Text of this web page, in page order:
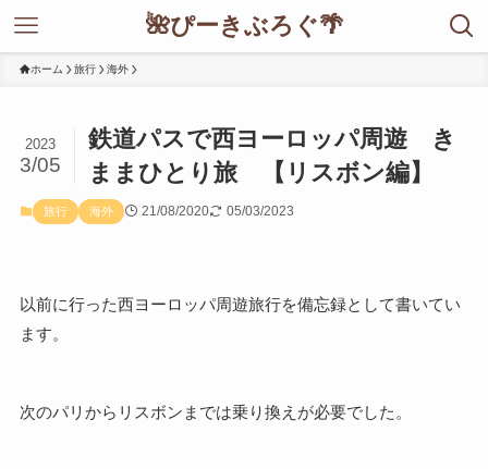
🌺ぴーきぶろぐ🌴
ホーム 旅行 海外
鉄道パスで西ヨーロッパ周遊 き
ままひとり旅 【リスボン編】
2023
3/05
旅行 海外 21/08/2020 05/03/2023
以前に行った西ヨーロッパ周遊旅行を備忘録として書いてい
ます。
次のパリからリスボンまでは乗り換えが必要でした。